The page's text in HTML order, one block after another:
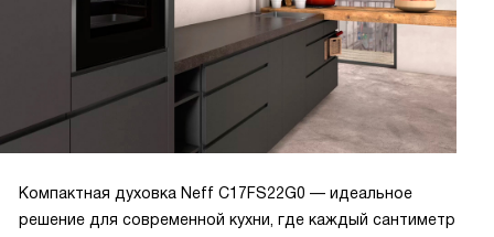
использовал функцию поддержания температуры. Это
было невероятно удобно, так как все блюда оставались
горячими и свежими до самого прихода гостей.
Также стоит отметить, что у прибора очень стильный
дизайн. Цвет графитовый серый выглядит очень стильно и
современно, он идеально вписывается в интерьер нашей
Прибор очень прост в использовании благодаря
сенсорным переключателям и дисплею. А благодаря
Компактная духовка Neff C17FS22G0 — идеальное
решение для современной кухни, где каждый сантиметр